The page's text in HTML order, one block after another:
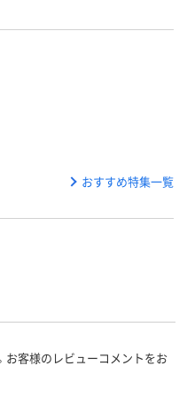
おすすめ特集一覧
お客様のレビューコメントをお